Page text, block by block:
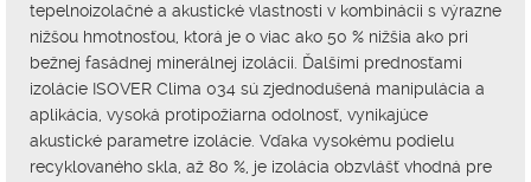
tepelnoizolačné a akustické vlastnosti v kombinácii s výrazne
nižšou hmotnosťou, ktorá je o viac ako 50 % nižšia ako pri
bežnej fasádnej minerálnej izolácii. Ďalšími prednosťami
izolácie ISOVER Clima 034 sú zjednodušená manipulácia a
aplikácia, vysoká protipožiarna odolnosť, vynikajúce
akustické parametre izolácie. Vďaka vysokému podielu
recyklovaného skla, až 80 %, je izolácia obzvlášť vhodná pre